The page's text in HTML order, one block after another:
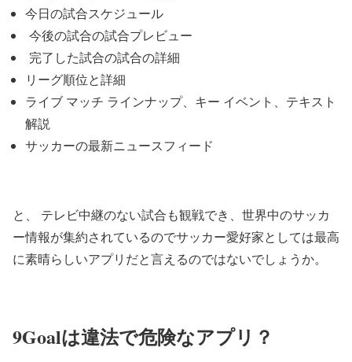
今日の試合スケジュール
今後の試合の試合プレビュー
完了した試合の試合の詳細
リーグ順位と詳細
ライブ マッチ ラインナップ、キー イベント、テキスト
解説
サッカーの最新ニュースフィード
と、 テレビ中継のない試合も観戦でき、世界中のサッカ
ー情報が集約されているのでサッカー愛好家としては最高
に素晴らしいアプリだと言えるのではないでしょうか。
9Goalは違法で危険なアプリ？